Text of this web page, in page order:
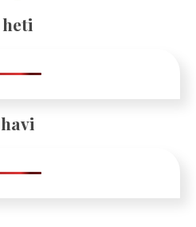
heti
havi